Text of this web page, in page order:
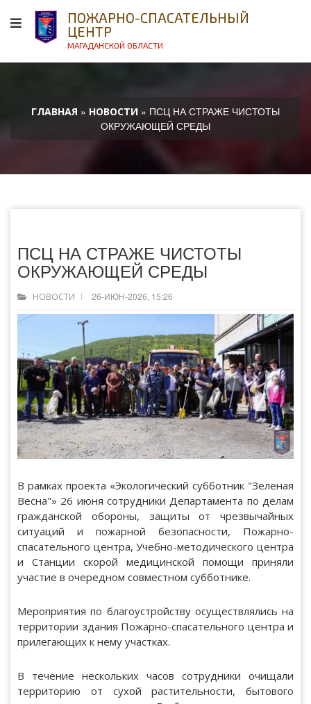
ПОЖАРНО-СПАСАТЕЛЬНЫЙ
ЦЕНТР
МАГАДАНСКОЙ ОБЛАСТИ
ГЛАВНАЯ » НОВОСТИ » ПСЦ НА СТРАЖЕ ЧИСТОТЫ
ОКРУЖАЮЩЕЙ СРЕДЫ
ПСЦ НА СТРАЖЕ ЧИСТОТЫ
ОКРУЖАЮЩЕЙ СРЕДЫ
НОВОСТИ 26-ИЮН-2026, 15:26
В рамках проекта «Экологический субботник "Зеленая
Весна"» 26 июня сотрудники Департамента по делам
гражданской обороны, защиты от чрезвычайных
ситуаций и пожарной безопасности, Пожарно-
спасательного центра, Учебно-методического центра
и Станции скорой медицинской помощи приняли
участие в очередном совместном субботнике.
Мероприятия по благоустройству осуществлялись на
территории здания Пожарно-спасательного центра и
прилегающих к нему участках.
В течение нескольких часов сотрудники очищали
территорию от сухой растительности, бытового